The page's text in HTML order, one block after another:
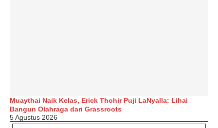
Muaythai Naik Kelas, Erick Thohir Puji LaNyalla: Lihai
Bangun Olahraga dari Grassroots
5 Agustus 2026